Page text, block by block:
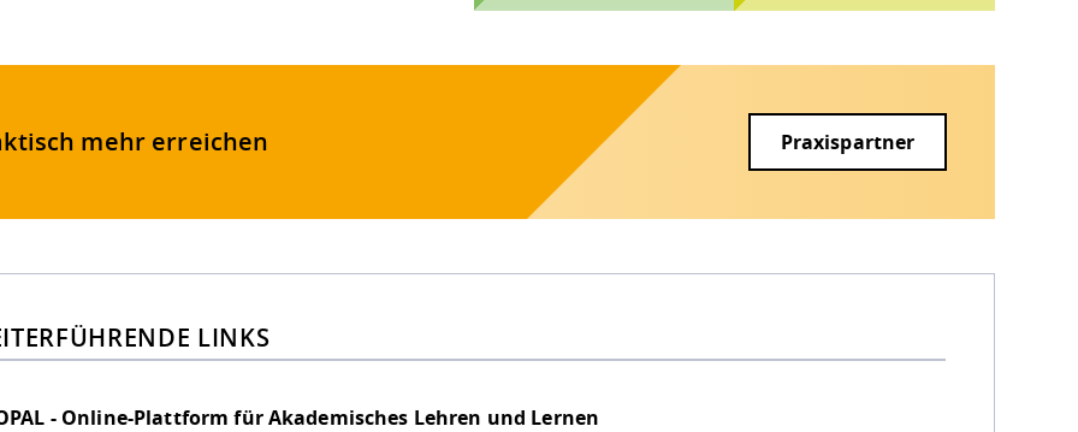
mehr erreichen Praxispartner
LINKS
- Online-Plattform für Akademisches Lehren und Lernen